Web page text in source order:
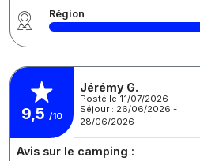
Région
9,5 /10
Jérémy G.
Posté le 11/07/2026
Séjour : 26/06/2026 -
28/06/2026
Avis sur le camping :